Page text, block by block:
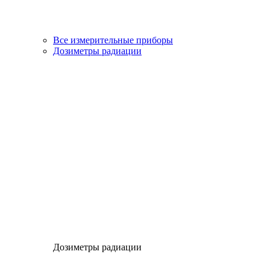
Все измерительные приборы
Дозиметры радиации
Дозиметры радиации